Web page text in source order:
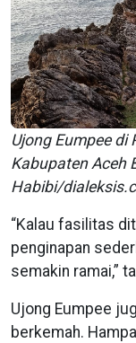
Ujong Eumpee di
Kabupaten Aceh
Habibi/
“Kalau fasilitas
penginapan
semakin ramai,”
Ujong Eumpee
berkemah.